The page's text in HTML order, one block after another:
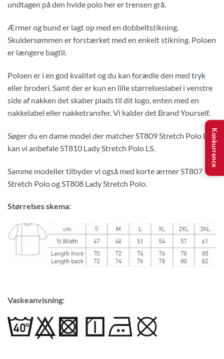
undtagen på den hvide polo her er trensen grå.
Ærmer og bund er lagt op med en dobbeltstikning.
Skuldersømmen er forstærket med en enkelt stikning. Poloen
er længere bagtil.
Poloen er i en god kvalitet og du kan forædle den med tryk
eller broderi. Samt der er kun en lille størrelseslabel i venstre
side af nakken det skaber plads til dit logo, enten med en
nakkelabel eller nakketransfer. Vi kalder det Brand Yourself.
Søger du en dame model der matcher ST809 Stretch Polo LS
kan vi anbefale ST810 Lady Stretch Polo LS.
Samme modeller tilbyder vi også med korte ærmer ST807
Stretch Polo og ST808 Lady Stretch Polo.
Størrelses skema:
Vaskeanvisning:
Konkurrence